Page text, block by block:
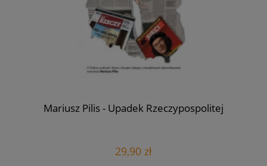
Mariusz Pilis - Upadek Rzeczypospolitej
29,90 zł